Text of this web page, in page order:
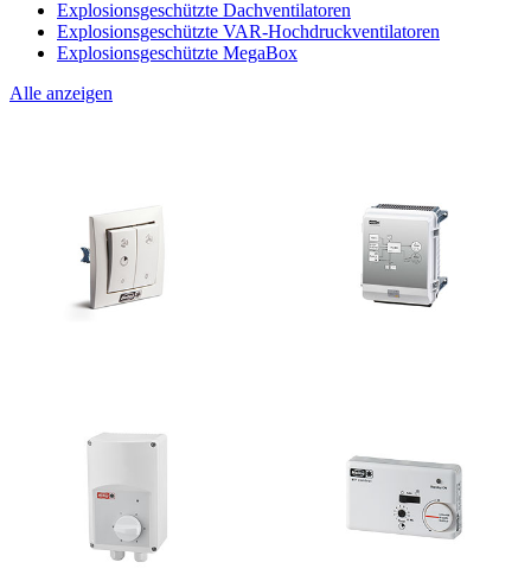
Explosionsgeschützte Dachventilatoren
Explosionsgeschützte VAR-Hochdruckventilatoren
Explosionsgeschützte MegaBox
Alle anzeigen